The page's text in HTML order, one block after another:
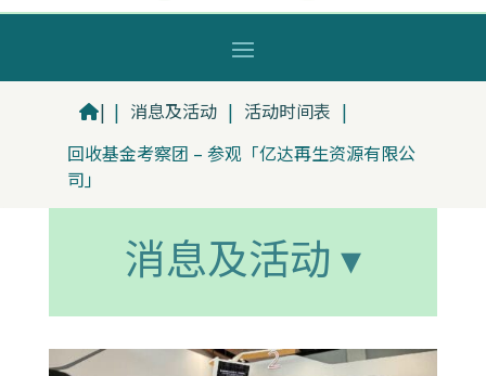
| | 消息及活动 | 活动时间表 |
回收基金考察团 – 参观「亿达再生资源有限公
司」
消息及活动 ▾